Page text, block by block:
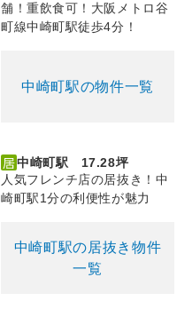
舗！重飲食可！大阪メトロ谷
町線中崎町駅徒歩4分！
中崎町駅の物件一覧
中崎町駅 17.28坪
人気フレンチ店の居抜き！中
崎町駅1分の利便性が魅力
中崎町駅の居抜き物件
一覧